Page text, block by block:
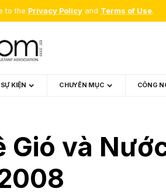
to the Privacy Policy and Terms of Use.
KIỆN CHUYÊN MỤC CÔNG
Gió và